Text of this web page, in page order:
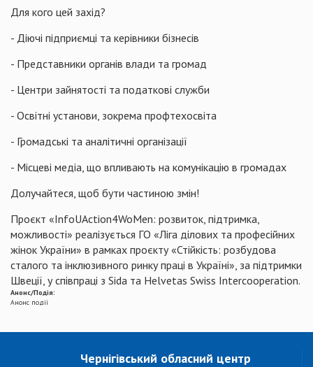
Для кого цей захід?
- Діючі підприємці та керівники бізнесів
- Представники органів влади та громад
- Центри зайнятості та податкові служби
- Освітні установи, зокрема профтехосвіта
- Громадські та аналітичні організації
- Місцеві медіа, що впливають на комунікацію в громадах
Долучайтеся, щоб бути частиною змін!
Проєкт «InfoUAction4WoMen: розвиток, підтримка,
можливості» реалізується ГО «Ліга ділових та професійних
жінок України» в рамках проєкту «Стійкість: розбудова
сталого та інклюзивного ринку праці в Україні», за підтримки
Швеції, у співпраці з Sida та Helvetas Swiss Intercooperation.
Анонс/Подія:
Анонс події
Чернігівський обласний центр